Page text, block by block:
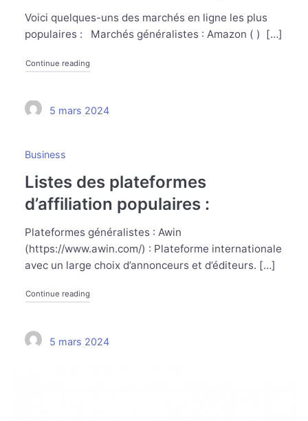
Voici quelques-uns des marchés en ligne les plus
populaires : Marchés généralistes : Amazon ( ) […]
Continue reading
5 mars 2024
Business
Listes des plateformes
d’affiliation populaires :
Plateformes généralistes : Awin
(https://www.awin.com/) : Plateforme internationale
avec un large choix d’annonceurs et d’éditeurs. […]
Continue reading
5 mars 2024